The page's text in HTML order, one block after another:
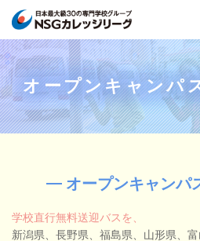
オープンキャンパ
オープンキャンパ
学校直行無料送迎バスを、
新潟県、長野県、福島県、山形県、